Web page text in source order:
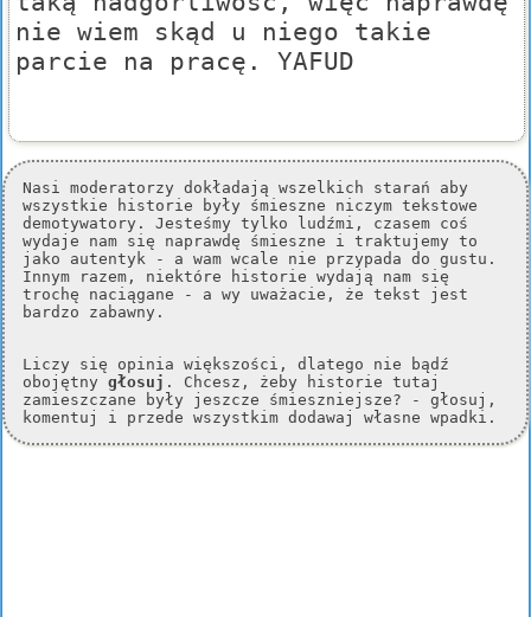
nie wiem skąd u niego takie
parcie na pracę. YAFUD
Nasi moderatorzy dokładają wszelkich starań aby
wszystkie historie były śmieszne niczym tekstowe
demotywatory. Jesteśmy tylko ludźmi, czasem coś
wydaje nam się naprawdę śmieszne i traktujemy to
jako autentyk - a wam wcale nie przypada do gustu.
Innym razem, niektóre historie wydają nam się
trochę naciągane - a wy uważacie, że tekst jest
bardzo zabawny.
Liczy się opinia większości, dlatego nie bądź
obojętny głosuj . Chcesz, żeby historie tutaj
zamieszczane były jeszcze śmieszniejsze? - głosuj,
komentuj i przede wszystkim dodawaj własne wpadki.